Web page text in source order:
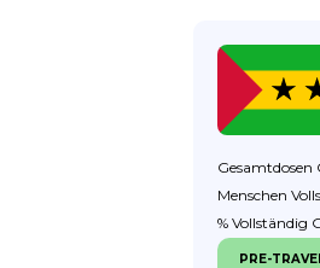
Gesamtdosen
Menschen
% Vollständig
PRE-